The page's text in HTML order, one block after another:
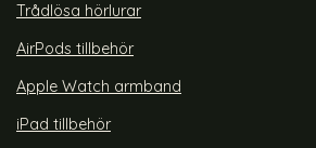
Trådlösa hörlurar
AirPods tillbehör
Apple Watch armband
iPad tillbehör